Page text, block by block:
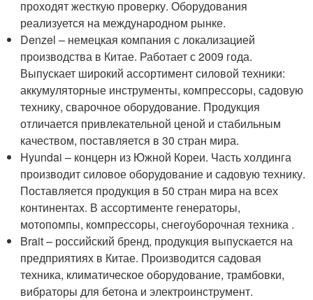
проходят жесткую проверку. Оборудования
реализуется на международном рынке.
Denzel – немецкая компания с локализацией
производства в Китае. Работает с 2009 года.
Выпускает широкий ассортимент силовой техники:
аккумуляторные инструменты, компрессоры, садовую
технику, сварочное оборудование. Продукция
отличается привлекательной ценой и стабильным
качеством, поставляется в 30 стран мира.
Hyundai – концерн из Южной Кореи. Часть холдинга
производит силовое оборудование и садовую технику.
Поставляется продукция в 50 стран мира на всех
континентах. В ассортименте генераторы,
мотопомпы, компрессоры, снегоуборочная техника .
Brait – российский бренд, продукция выпускается на
предприятиях в Китае. Производится садовая
техника, климатическое оборудование, трамбовки,
вибраторы для бетона и электроинструмент.